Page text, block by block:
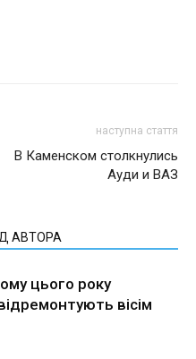
наступна стаття
В Каменском столкнулись
Ауди и ВАЗ
АВТОРА
цього року
вісім